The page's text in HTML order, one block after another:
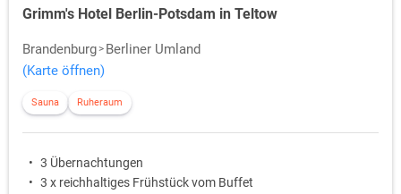
Grimm's Hotel Berlin-Potsdam in Teltow
Brandenburg
Berliner Umland
(Karte öffnen)
Sauna Ruheraum
3 Übernachtungen
3 x reichhaltiges Frühstück vom Buffet